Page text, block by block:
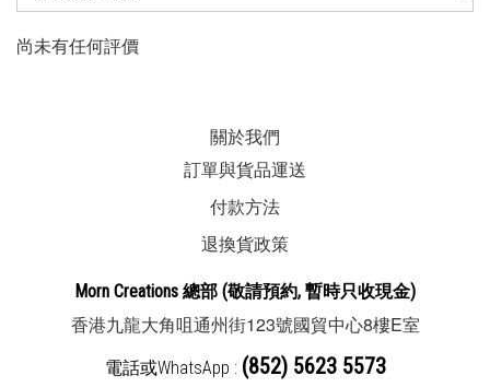
尚未有任何評價
關於我們
訂單與貨品運送
付款方法
退換貨政策
Morn Creations 總部 (敬請預約, 暫時只收現金)
香港九龍大角咀通州街123號國貿中心8樓E室
電話或WhatsApp : (852) 5623 5573